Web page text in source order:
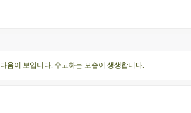
움이 보입니다. 수고하는 모습이 생생합니다.